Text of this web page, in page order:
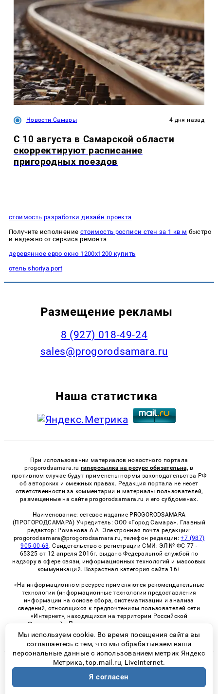
Новости Самары 4 дня назад
С 10 августа в Самарской области
скорректируют расписание
пригородных поездов
стоимость разработки дизайн проекта
Получите исполнение стоимость росписи стен за 1 кв м быстро
и надежно от сервиса ремонта
деревянное евро окно 1200х1200 купить
отель shoriya port
Размещение рекламы
8 (927) 018-49-24
sales@progorodsamara.ru
Наша статистика
При использовании материалов новостного портала
progorodsamara.ru гиперссылка на ресурс обязательна, в
противном случае будут применены нормы законодательства РФ
об авторских и смежных правах. Редакция портала не несет
ответственности за комментарии и материалы пользователей,
размещенные на сайте progorodsamara.ru и его субдоменах.
Наименование: сетевое издание PROGORODSAMARA
(ПРОГОРОДСАМАРА) Учредитель: ООО «Город Самара». Главный
редактор: Романова А.А. Электронная почта редакции:
progorodsamara@progorodsamara.ru, телефон редакции:+7 (987)
905-00-63 . Свидетельство о регистрации СМИ: ЭЛ № ФС 77 -
65325 от 12 апреля 2016г. выдано Федеральной службой по
надзору в сфере связи, информационных технологий и массовых
коммуникаций. Возрастная категория сайта 16+
«На информационном ресурсе применяются рекомендательные
технологии (информационные технологии предоставления
информации на основе сбора, систематизации и анализа
сведений, относящихся к предпочтениям пользователей сети
«Интернет», находящихся на территории Российской
Федерации)». Правила применения рекомендательных
технологий в виджетах рекламно-обменной сети
«СМИ2» (PDF)
© 2026 «ProGorodSamara» | Все права защищены
Возрастная категория сайта 16+
Политика конфиденциальности
Мы используем cookie. Во время посещения сайта вы
соглашаетесь с тем, что мы обрабатываем ваши
персональные данные с использованием метрик Яндекс
Метрика, top.mail.ru, LiveInternet.
Я согласен